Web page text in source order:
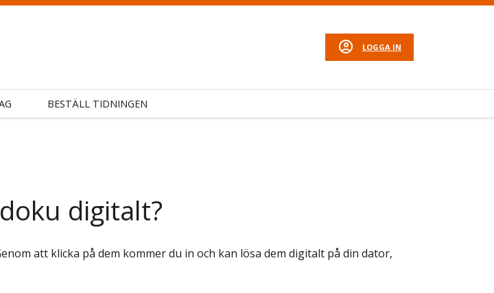
LOGGA IN
BESTÄLL TIDNINGEN
digitalt?
att klicka på dem kommer du in och kan lösa dem digitalt på din dator,